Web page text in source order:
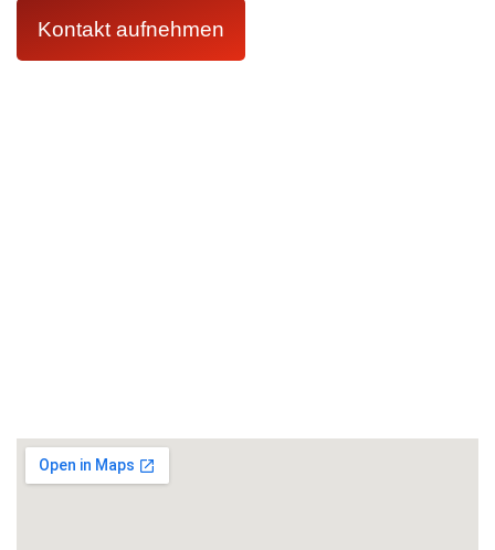
Kontakt aufnehmen